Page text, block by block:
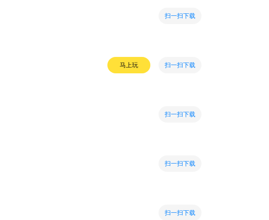
扫一扫下载
马上玩 扫一扫下载
扫一扫下载
扫一扫下载
扫一扫下载